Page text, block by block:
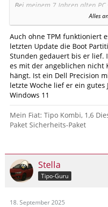
Bei meinem 7 Jahren alten PC
mein i5-7400 3GHz ist nicht
Obwohl die CPU 4 Kerne hat,
Alles andere ist o.k. auch
Es funktioniert aber doch,
vorgeht.
[Externes Medium:https://
Alles
Auch ohne TPM funktioniert
letzten Update die Boot
Stunden gedauert bis er lief.
es mit der angeblichen nicht
hängt. Ist ein Dell Precision
letzte Woche lief er ein
Windows 11
Mein Fiat: Tipo Kombi, 1,6
Paket Sicherheits-Paket
Stella
Tipo-Guru
18. September 2025